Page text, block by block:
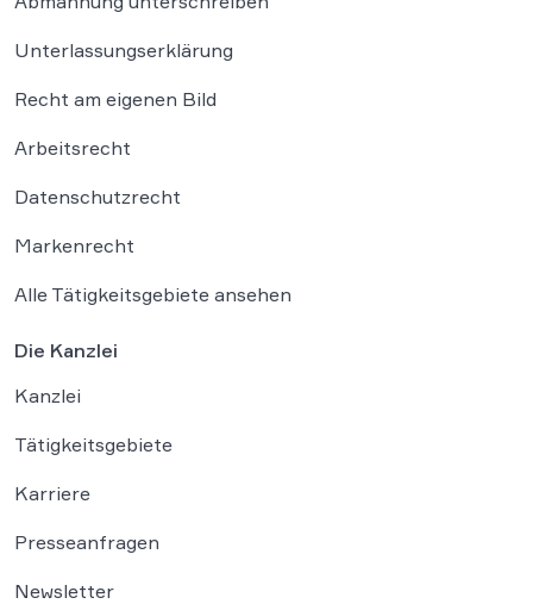
Unterlassungserklärung
Recht am eigenen Bild
Arbeitsrecht
Datenschutzrecht
Markenrecht
Alle Tätigkeitsgebiete ansehen
Die Kanzlei
Kanzlei
Tätigkeitsgebiete
Karriere
Presseanfragen
Newsletter